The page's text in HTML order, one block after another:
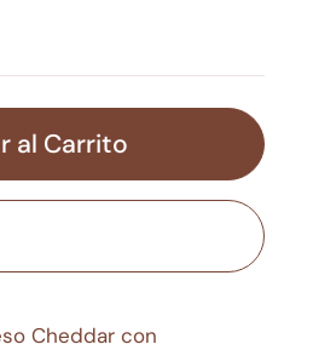
al Carrito
Cheddar con